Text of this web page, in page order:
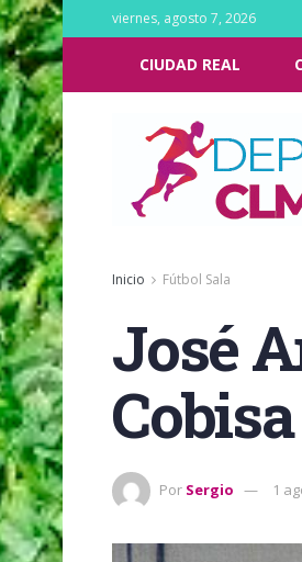
viernes, agosto 7, 2026
CIUDAD REAL
Inicio Fútbol Sala
José
Por Sergio 1